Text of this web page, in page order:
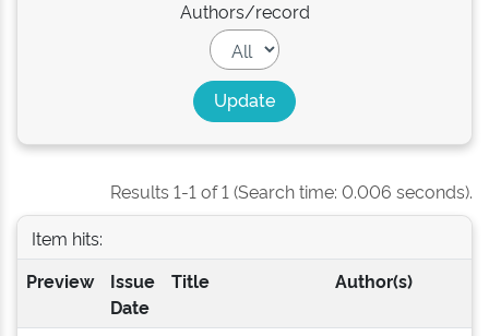
Authors/record
Results 1-1 of 1 (Search time: 0.006 seconds).
Item hits:
Preview
Issue
Date
Title Author(s)